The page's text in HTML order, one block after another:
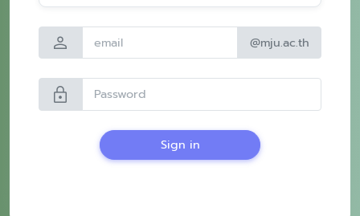
person @mju.ac.th
lock
Sign in